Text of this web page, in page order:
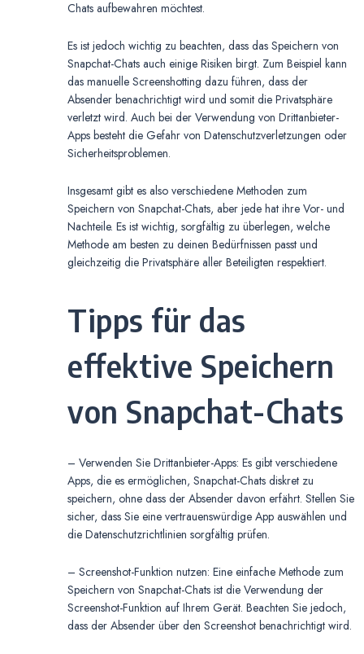
Chats aufbewahren möchtest.
Es ist jedoch wichtig zu beachten, dass das Speichern von
Snapchat-Chats auch einige Risiken birgt. Zum Beispiel kann
das manuelle Screenshotting dazu führen, dass der
Absender benachrichtigt wird und somit die Privatsphäre
verletzt wird. Auch bei der Verwendung von Drittanbieter-
Apps besteht die Gefahr von Datenschutzverletzungen oder
Sicherheitsproblemen.
Insgesamt gibt es also verschiedene Methoden zum
Speichern von Snapchat-Chats, aber jede hat ihre Vor- und
Nachteile. Es ist wichtig, sorgfältig zu überlegen, welche
Methode am besten zu deinen Bedürfnissen passt und
gleichzeitig die Privatsphäre aller Beteiligten respektiert.
Tipps für das
effektive Speichern
von Snapchat-Chats
– Verwenden Sie Drittanbieter-Apps: Es gibt verschiedene
Apps, die es ermöglichen, Snapchat-Chats diskret zu
speichern, ohne dass der Absender davon erfährt. Stellen Sie
sicher, dass Sie eine vertrauenswürdige App auswählen und
die Datenschutzrichtlinien sorgfältig prüfen.
– Screenshot-Funktion nutzen: Eine einfache Methode zum
Speichern von Snapchat-Chats ist die Verwendung der
Screenshot-Funktion auf Ihrem Gerät. Beachten Sie jedoch,
dass der Absender über den Screenshot benachrichtigt wird.